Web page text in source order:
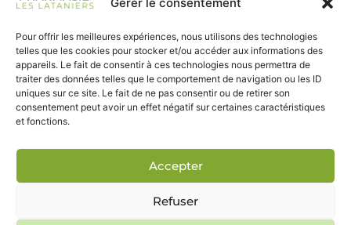
Pour offrir les meilleures expériences, nous utilisons des technologies
telles que les cookies pour stocker et/ou accéder aux informations des
appareils. Le fait de consentir à ces technologies nous permettra de
traiter des données telles que le comportement de navigation ou les ID
uniques sur ce site. Le fait de ne pas consentir ou de retirer son
consentement peut avoir un effet négatif sur certaines caractéristiques
et fonctions.
Accepter
Refuser
Rejoignez Notre Newsletter
santé, des actus utiles et nos nouveautés en avant-première.
MV Agency⎥Politique de confidentialité
Politique des Cookies⎥Mentions Légales⎥CGU⎥P.Site